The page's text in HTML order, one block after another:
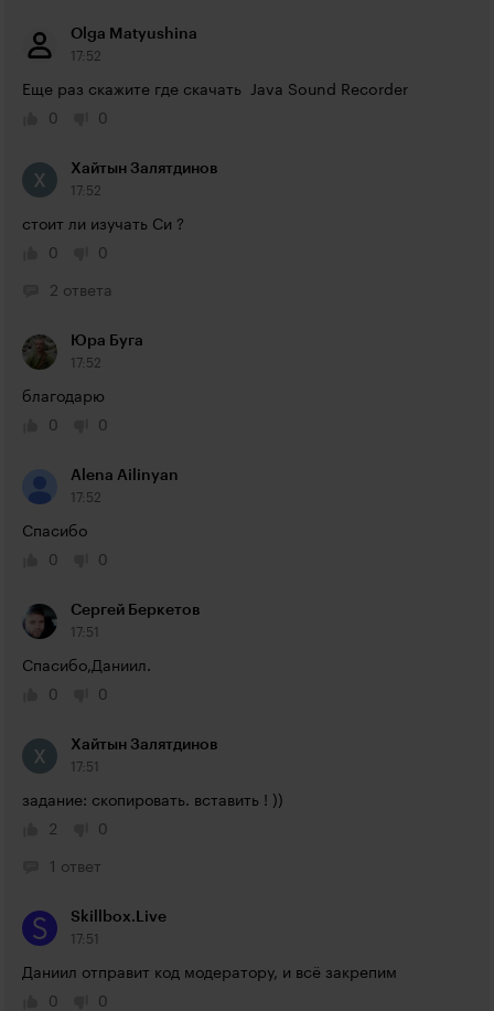
Olga Matyushina
17:52
Еще раз скажите где скачать  Java Sound Recorder
0
0
Хайтын Залятдинов
17:52
стоит ли изучать Си ?
0
0
2 ответа
Юра Буга
17:52
благодарю
0
0
Alena Ailinyan
17:52
Спасибо
0
0
Сергей Беркетов
17:51
Спасибо,Даниил.
0
0
Хайтын Залятдинов
17:51
задание: скопировать. вставить ! ))
2
0
1 ответ
Skillbox.Live
17:51
Даниил отправит код модератору, и всё закрепим
0
0